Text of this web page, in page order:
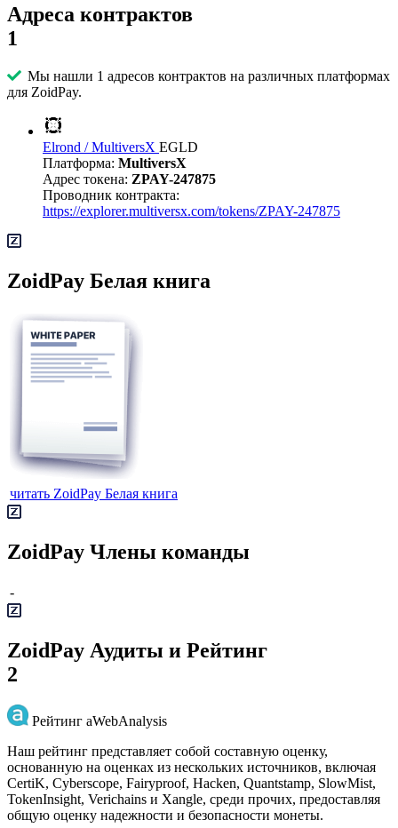
Адреса контрактов
1
Мы нашли 1 адресов контрактов на различных платформах
для ZoidPay.
Elrond / MultiversX EGLD
Платформа: MultiversX
Адрес токена: ZPAY-247875
Проводник контракта:
https://explorer.multiversx.com/tokens/ZPAY-247875
ZoidPay Белая книга
читать ZoidPay Белая книга
ZoidPay Члены команды
-
ZoidPay Аудиты и Рейтинг
2
Рейтинг aWebAnalysis
Наш рейтинг представляет собой составную оценку,
основанную на оценках из нескольких источников, включая
CertiK, Cyberscope, Fairyproof, Hacken, Quantstamp, SlowMist,
TokenInsight, Verichains и Xangle, среди прочих, предоставляя
общую оценку надежности и безопасности монеты.